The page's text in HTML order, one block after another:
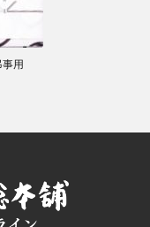
事用